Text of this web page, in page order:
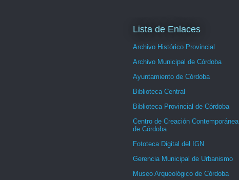
Lista de Enlaces
Archivo Histórico Provincial
Archivo Municipal de Córdoba
Ayuntamiento de Córdoba
Biblioteca Central
Biblioteca Provincial de Córdoba
Centro de Creación Contemporánea
de Córdoba
Fototeca Digital del IGN
Gerencia Municipal de Urbanismo
Museo Arqueológico de Córdoba